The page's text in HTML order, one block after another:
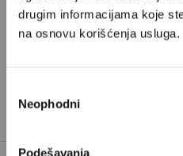
drugim informacijama koje
na osnovu korišćenja usluga.
сагласности
Neophodni
Podešavanja
Već imate
je novinarka
na Nedeljnik.rs